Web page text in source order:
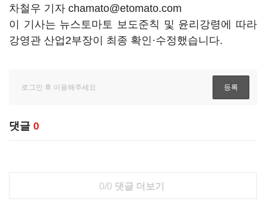
차철우 기자 chamato@etomato.com
이 기사는 뉴스토마토 보도준칙 및 윤리강령에 따라
강영관 산업2부장이 최종 확인·수정했습니다.
댓글 0
0/0 댓글 더보기